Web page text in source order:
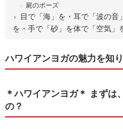
屍のポーズ
目で「海」を・耳で「波の音
を・手で「砂」を体で「空気」
ハワイアンヨガの魅力を知
＊ハワイアンヨガ＊ まずは
の？